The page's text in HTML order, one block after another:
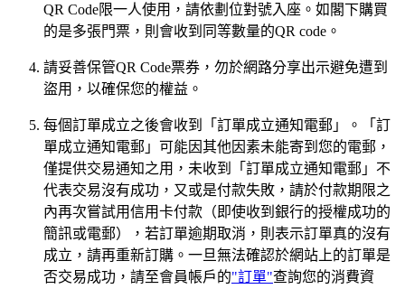
QR Code限一人使用，請依劃位對號入座。如閣下購買
的是多張門票，則會收到同等數量的QR code。
請妥善保管QR Code票券，勿於網路分享出示避免遭到
盜用，以確保您的權益。
每個訂單成立之後會收到「訂單成立通知電郵」。「訂
單成立通知電郵」可能因其他因素未能寄到您的電郵，
僅提供交易通知之用，未收到「訂單成立通知電郵」不
代表交易沒有成功，又或是付款失敗，請於付款期限之
內再次嘗試用信用卡付款（即使收到銀行的授權成功的
簡訊或電郵），若訂單逾期取消，則表示訂單真的沒有
成立，請再重新訂購。一旦無法確認於網站上的訂單是
否交易成功，請至會員帳戶的"訂單"查詢您的消費資